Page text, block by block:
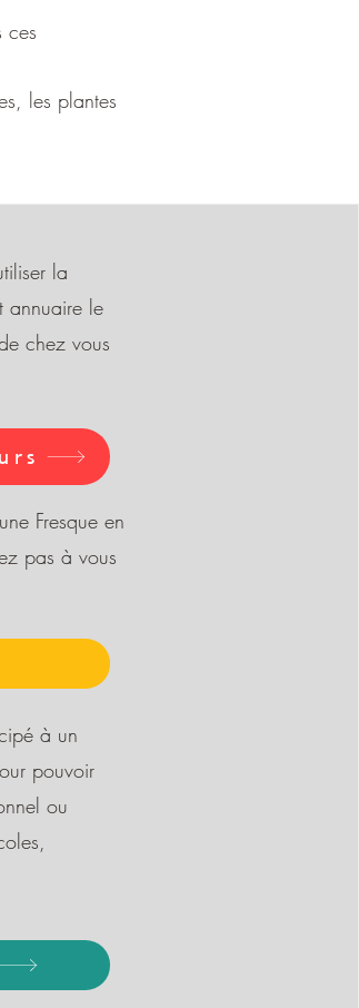
ces
les plantes
la
annuaire le
chez vous
Fresque en
pas à vous
à un
pouvoir
ou